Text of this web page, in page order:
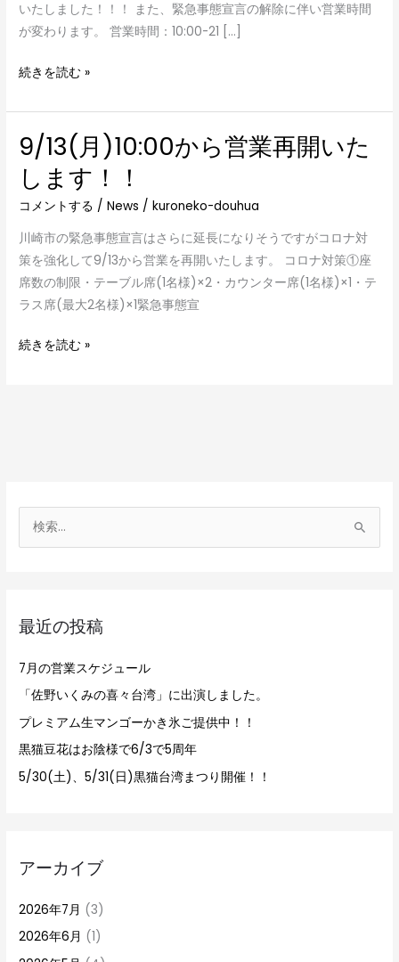
いたしました！！！ また、緊急事態宣言の解除に伴い営業時間
が変わります。 営業時間：10:00-21 […]
続きを読む »
9/13(月)10:00から営業再開いた
します！！
コメントする /News /kuroneko-douhua
川崎市の緊急事態宣言はさらに延長になりそうですがコロナ対
策を強化して9/13から営業を再開いたします。 コロナ対策①座
席数の制限・テーブル席(1名様)×2・カウンター席(1名様)×1・テ
ラス席(最大2名様)×1緊急事態宣
9/13(月)10:00
ら
営
業
再
開
い
し
続きを読む »
索
:最近の投稿
7月の営業スケジュール
「佐野いくみの喜々台湾」に出演しました。
プレミアム生マンゴーかき氷ご提供中！！
黒猫豆花はお陰様で6/3で5周年
5/30(土)、5/31(日)黒猫台湾まつり開催！！
アーカイブ
2026年7月 (3)
2026年6月 (1)